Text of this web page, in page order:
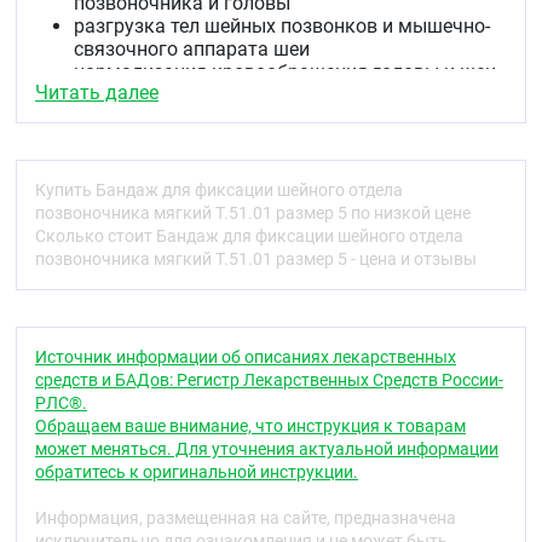
разгрузка тел шейных позвонков и мышечно-
связочного аппарата шеи
нормализация кровообращения головы и шеи
ограничение движения в шейном отделе
позвоночника.
Показания
в комплексном лечении мышечной кривошеи.
миозиты различной этиологии.
реабилитация после травм и операций на
шейном отделе позвоночника.
гиперкинезы в шейном отделе позвоночника.
сохранение достигнутой коррекции смещения
шейных позвонков.
Противопоказания к применению
Абсолютных противопоказаний не выявлено.
Относительные противопоказания, требуют
консультации врача:
Читать далее
Купить Бандаж для фиксации шейного отдела
позвоночника мягкий Т.51.01 размер 5 по низкой цене
Сколько стоит Бандаж для фиксации шейного отдела
позвоночника мягкий Т.51.01 размер 5 - цена и отзывы
Источник информации об описаниях лекарственных
средств и БАДов: Регистр Лекарственных Средств России-
РЛС®.
Обращаем ваше внимание, что инструкция к товарам
может меняться. Для уточнения актуальной информации
обратитесь к оригинальной инструкции.
Информация, размещенная на сайте, предназначена